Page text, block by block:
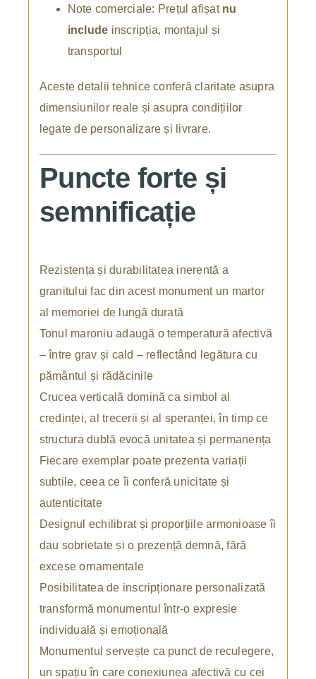
Note comerciale: Prețul afișat nu
include inscripția, montajul și
transportul
Aceste detalii tehnice conferă claritate asupra
dimensiunilor reale și asupra condițiilor
legate de personalizare și livrare.
Puncte forte și
semnificație
Rezistența și durabilitatea inerentă a
granitului fac din acest monument un martor
al memoriei de lungă durată
Tonul maroniu adaugă o temperatură afectivă
– între grav și cald – reflectând legătura cu
pământul și rădăcinile
Crucea verticală domină ca simbol al
credinței, al trecerii și al speranței, în timp ce
structura dublă evocă unitatea și permanența
Fiecare exemplar poate prezenta variații
subtile, ceea ce îi conferă unicitate și
autenticitate
Designul echilibrat și proporțiile armonioase îi
dau sobrietate și o prezență demnă, fără
excese ornamentale
Posibilitatea de inscripționare personalizată
transformă monumentul într-o expresie
individuală și emoțională
Monumentul servește ca punct de reculegere,
un spațiu în care conexiunea afectivă cu cei